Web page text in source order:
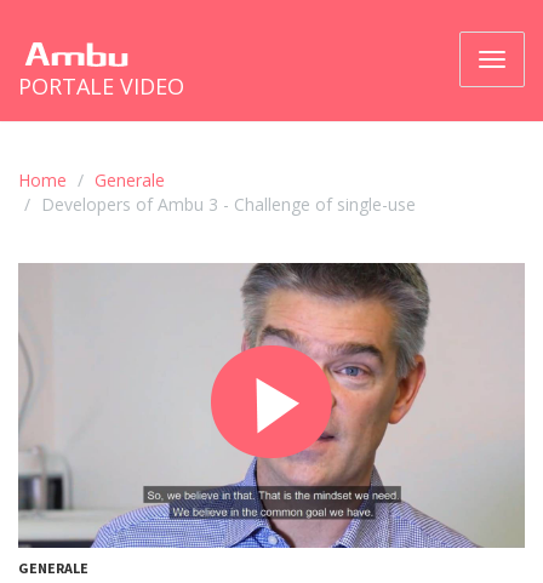
Passa
a
PORTALE VIDEO
Home
Generale
Developers of Ambu 3 - Challenge of single-use
GENERALE